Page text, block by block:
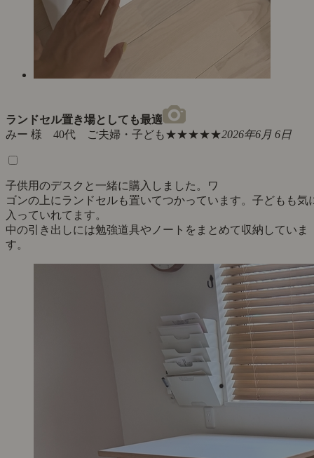
ランドセル置き場としても最適
みー 様 40代 ご夫婦・子ども★★★★★2026年6月 6日
子供用のデスクと一緒に購入しました。ワ
ゴンの上にランドセルも置いてつかっています。子どもも気
入っていれてます。
中の引き出しには勉強道具やノートをまとめて収納していま
す。